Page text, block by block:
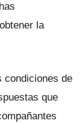
la
condiciones de
que